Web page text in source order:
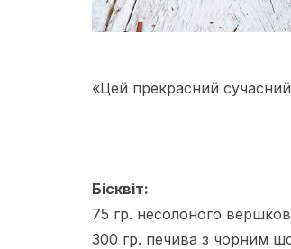
«Цей прекрасний
Бісквіт:
75 гр. несолоного
300 гр. печива з чорним